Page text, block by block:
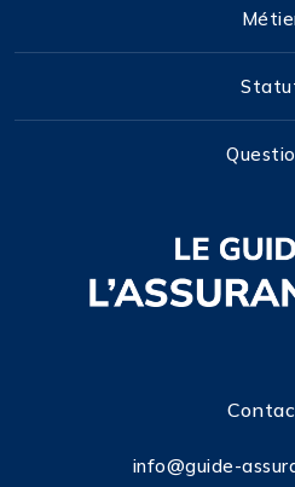
info@guide-